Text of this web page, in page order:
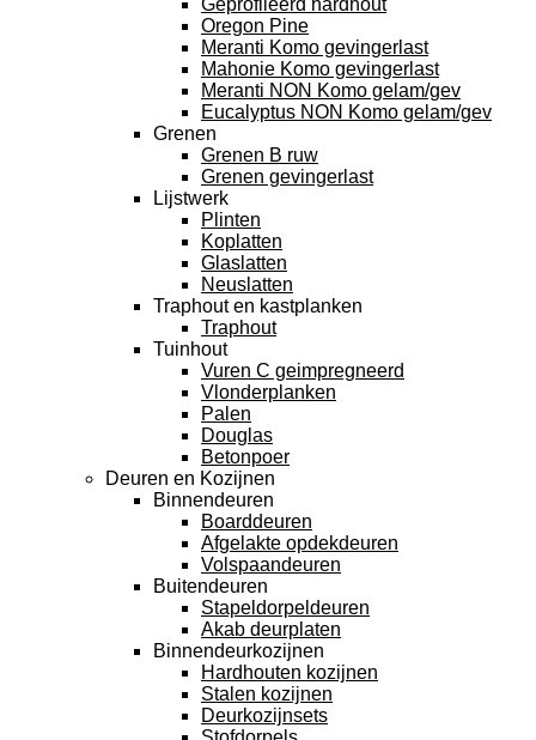
Geprofileerd hardhout
Oregon Pine
Meranti Komo gevingerlast
Mahonie Komo gevingerlast
Meranti NON Komo gelam/gev
Eucalyptus NON Komo gelam/gev
Grenen
Grenen B ruw
Grenen gevingerlast
Lijstwerk
Plinten
Koplatten
Glaslatten
Neuslatten
Traphout en kastplanken
Traphout
Tuinhout
Vuren C geimpregneerd
Vlonderplanken
Palen
Douglas
Betonpoer
Deuren en Kozijnen
Binnendeuren
Boarddeuren
Afgelakte opdekdeuren
Volspaandeuren
Buitendeuren
Stapeldorpeldeuren
Akab deurplaten
Binnendeurkozijnen
Hardhouten kozijnen
Stalen kozijnen
Deurkozijnsets